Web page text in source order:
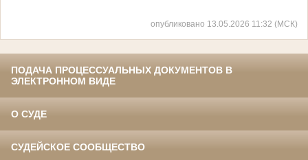
опубликовано 13.05.2026 11:32 (МСК)
ПОДАЧА ПРОЦЕССУАЛЬНЫХ ДОКУМЕНТОВ В
ЭЛЕКТРОННОМ ВИДЕ
О СУДЕ
СУДЕЙСКОЕ СООБЩЕСТВО